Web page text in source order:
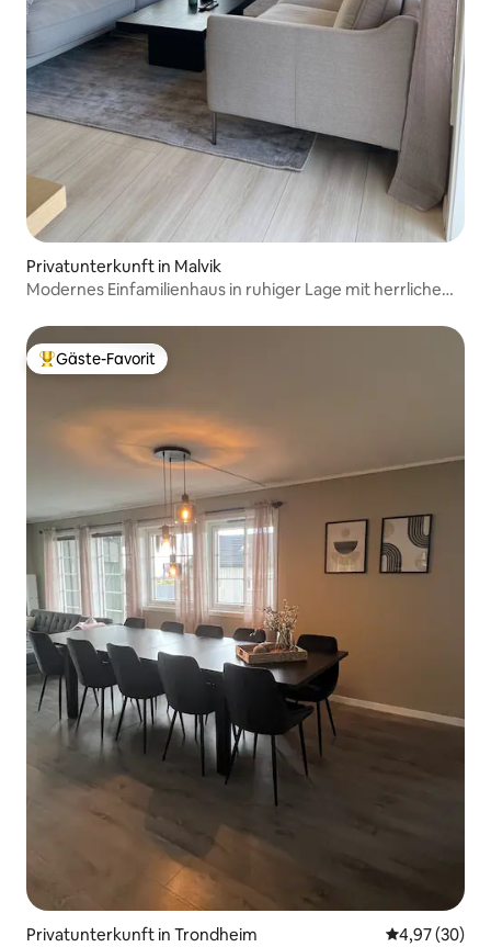
Privatunterkunft in Malvik
Modernes Einfamilienhaus in ruhiger Lage mit herrlichem
Beliebter Gäste-Favorit.
Gäste-Favorit
Privatunterkunft in Trondheim
4,97 (30)